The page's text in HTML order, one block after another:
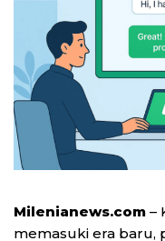
Milenianews.com –
memasuki era baru,